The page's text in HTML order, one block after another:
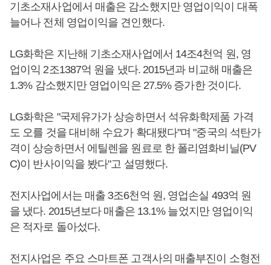
기초소재사업에서 매출은 감소했지만 영업이익이 대폭
늘어나 전체 영업이익을 견인했다.
LG화학은 지난해 기초소재사업에서 14조4천억 원, 영
업이익 2조1387억 원을 냈다. 2015년과 비교해 매출은
1.3% 감소했지만 영업이익은 27.5% 증가한 것이다.
LG화학은 "국제유가가 상승하면서 석유화학제품 가격
도 오를 것을 대비해 수요가 확대됐다"며 "중국의 석탄가
격이 상승하면서 에틸렌을 원료로 한 폴리염화비닐(PV
C)이 반사이익을 봤다"고 설명했다.
전지사업에서는 매출 3조6천억 원, 영업손실 493억 원
을 냈다. 2015년보다 매출은 13.1% 늘었지만 영업이익
은 적자로 돌아섰다.
전지사업은 주요 스마트폰 고객사의 매출부진이 소형전